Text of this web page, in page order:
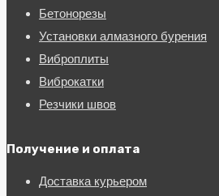
Бетонорезы
Установки алмазного бурения
Виброплиты
Виброкатки
Резчики швов
Получение и оплата
Доставка курьером